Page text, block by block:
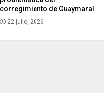
corregimiento de Guaymaral
22 julio, 2026